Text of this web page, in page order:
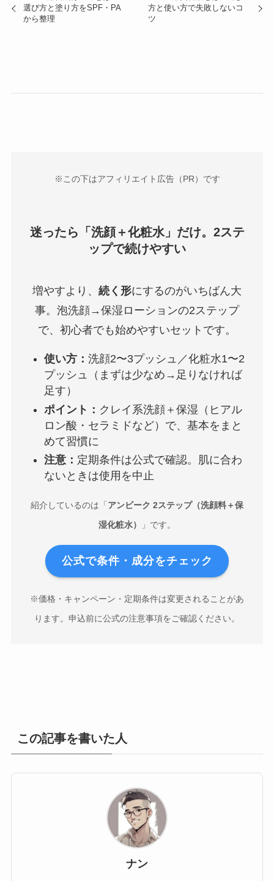
選び方と塗り方をSPF・PA
から整理
方と使い方で失敗しないコ
ツ
※この下はアフィリエイト広告（PR）です
迷ったら「洗顔＋化粧水」だけ。2ステ
ップで続けやすい
増やすより、 続く形にするのがいちばん大
事。泡洗顔→保湿ローションの2ステップ
で、初心者でも始めやすいセットです。
使い方： 洗顔2〜3プッシュ／化粧水1〜2
プッシュ（まずは少なめ→足りなければ
足す）
ポイント： クレイ系洗顔＋保湿（ヒアル
ロン酸・セラミドなど）で、基本をまと
めて習慣に
注意： 定期条件は公式で確認。肌に合わ
ないときは使用を中止
紹介しているのは「 アンビーク 2ステップ（洗顔料＋保
湿化粧水）
」です。
公式で条件・成分をチェック
※価格・キャンペーン・定期条件は変更されることがあ
ります。申込前に公式の注意事項をご確認ください。
この記事を書いた人
ナン